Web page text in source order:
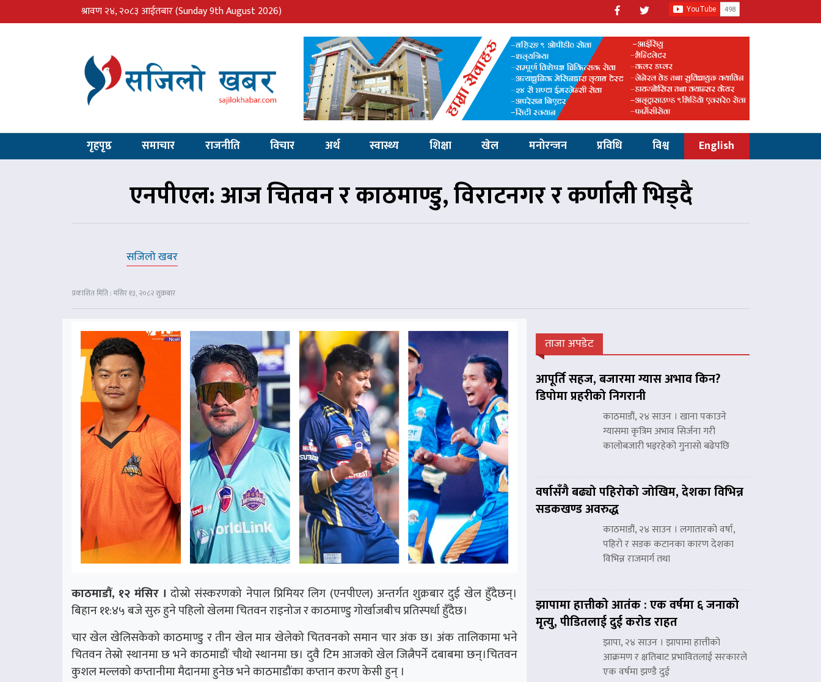
श्रावण २४, २०८३ आईतबार(Sunday 9th August 2026)
गृहपृष्ठ समाचार राजनीति विचार अर्थ स्वास्थ्य शिक्षा खेल मनोरन्जन प्रविधि विश्व English
एनपीएल: आज चितवन र काठमाण्डु, विराटनगर र कर्णाली भिड्दै
सजिलो खबर
प्रकाशित मिति : मंसिर १३, २०८२ शुक्रबार
काठमाडौं, १२ मंसिर । दोस्रो संस्करणको नेपाल प्रिमियर लिग (एनपीएल) अन्तर्गत शुक्रबार दुई खेल हुँदैछन्।
बिहान ११:४५ बजे सुरु हुने पहिलो खेलमा चितवन राइनोज र काठमाण्डु गोर्खाजबीच प्रतिस्पर्धा हुँदैछ।
चार खेल खेलिसकेको काठमाण्डु र तीन खेल मात्र खेलेको चितवनको समान चार अंक छ। अंक तालिकामा भने
चितवन तेस्रो स्थानमा छ भने काठमाडौं चौथो स्थानमा छ। दुवै टिम आजको खेल जित्नैपर्ने दबाबमा छन्।चितवन
कुशल मल्लको कप्तानीमा मैदानमा हुनेछ भने काठमाडौंका कप्तान करण केसी हुन् ।
ताजा अपडेट
आपूर्ति सहज, बजारमा ग्यास अभाव किन?
डिपोमा प्रहरीको निगरानी
काठमाडौं, २४ साउन । खाना पकाउने
ग्यासमा कृत्रिम अभाव सिर्जना गरी
कालोबजारी भइरहेको गुनासो बढेपछि
वर्षासँगै बढ्यो पहिरोको जोखिम, देशका विभिन्न
सडकखण्ड अवरुद्ध
काठमाडौं, २४ साउन । लगातारको वर्षा,
पहिरो र सडक कटानका कारण देशका
विभिन्न राजमार्ग तथा
झापामा हात्तीको आतंक : एक वर्षमा ६ जनाको
मृत्यु, पीडितलाई दुई करोड राहत
झापा, २४ साउन । झापामा हात्तीको
आक्रमण र क्षतिबाट प्रभावितलाई सरकारले
एक वर्षमा झण्डै दुई